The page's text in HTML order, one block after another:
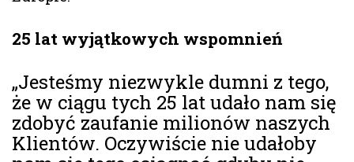
25 lat wyjątkowych wspomnień
„Jesteśmy niezwykle dumni z tego,
że w ciągu tych 25 lat udało nam się
zdobyć zaufanie milionów naszych
Klientów. Oczywiście nie udałoby